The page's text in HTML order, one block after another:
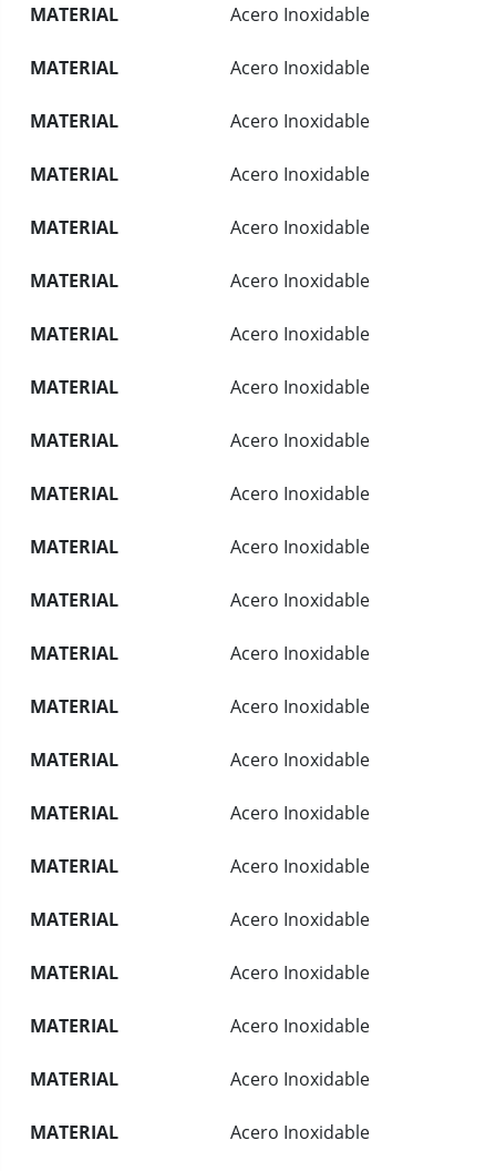
MATERIAL Acero Inoxidable
MATERIAL Acero Inoxidable
MATERIAL Acero Inoxidable
MATERIAL Acero Inoxidable
MATERIAL Acero Inoxidable
MATERIAL Acero Inoxidable
MATERIAL Acero Inoxidable
MATERIAL Acero Inoxidable
MATERIAL Acero Inoxidable
MATERIAL Acero Inoxidable
MATERIAL Acero Inoxidable
MATERIAL Acero Inoxidable
MATERIAL Acero Inoxidable
MATERIAL Acero Inoxidable
MATERIAL Acero Inoxidable
MATERIAL Acero Inoxidable
MATERIAL Acero Inoxidable
MATERIAL Acero Inoxidable
MATERIAL Acero Inoxidable
MATERIAL Acero Inoxidable
MATERIAL Acero Inoxidable
MATERIAL Acero Inoxidable